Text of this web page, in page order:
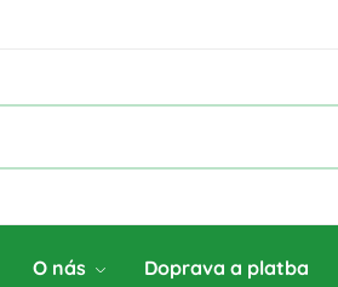
O nás Doprava a platba